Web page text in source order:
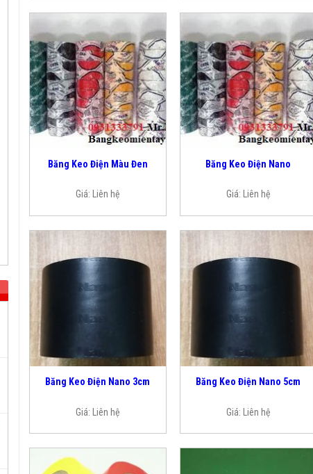
Băng Keo Điện Màu Đen
Giá: Liên hệ
Băng Keo Điện Nano
Giá: Liên hệ
Băng Keo Điện Nano 3cm
Giá: Liên hệ
Băng Keo Điện Nano 5cm
Giá: Liên hệ